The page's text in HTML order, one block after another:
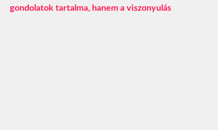
gondolatok tartalma, hanem a viszonyulás